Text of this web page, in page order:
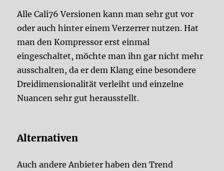
Alle Cali76 Versionen kann man sehr gut vor
oder auch hinter einem Verzerrer nutzen. Hat
man den Kompressor erst einmal
eingeschaltet, möchte man ihn gar nicht mehr
ausschalten, da er dem Klang eine besondere
Dreidimensionalität verleiht und einzelne
Nuancen sehr gut herausstellt.
Alternativen
Auch andere Anbieter haben den Trend